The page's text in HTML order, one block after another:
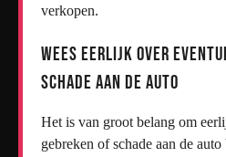
verkopen.
Wees eerlijk over
schade aan de auto
Het is van groot belang om
gebreken of schade aan de